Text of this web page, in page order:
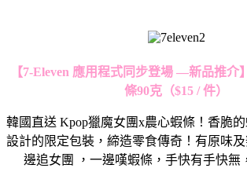
【7-Eleven 應用程式同步登場 —新品推介
條90克（$15 / 件）
韓國直送 Kpop獵魔女團x農心蝦條！ 香脆
設計的限定包裝，締造零食傳奇！ 有原味
邊追女團 ，一邊嘆蝦條，手快有手快無